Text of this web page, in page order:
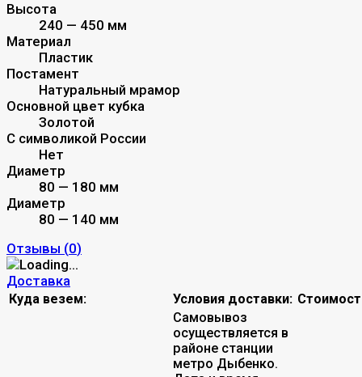
Высота
240 — 450 мм
Материал
Пластик
Постамент
Натуральный мрамор
Основной цвет кубка
Золотой
С символикой России
Нет
Диаметр
80 — 180 мм
Диаметр
80 — 140 мм
Отзывы (0)
Доставка
Куда везем: Условия доставки:
Самовывоз
осуществляется в
районе станции
метро Дыбенко.